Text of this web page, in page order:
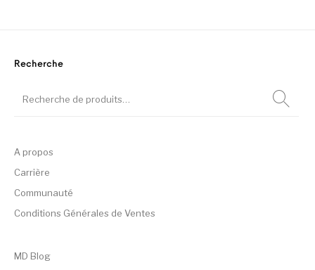
Recherche
A propos
Carrière
Communauté
Conditions Générales de Ventes
MD Blog